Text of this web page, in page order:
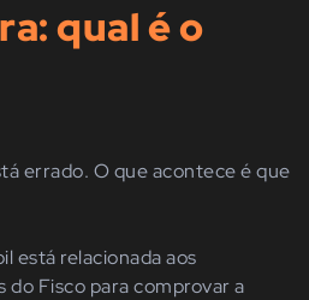
qual é o
errado. O que acontece é que
está relacionada aos
Fisco para comprovar a